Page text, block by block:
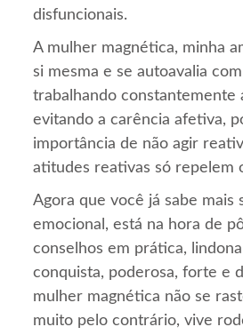
disfuncionais.
A mulher magnética, minha
si mesma e se autoavalia
trabalhando constantemente
evitando a carência afetiva,
importância de não agir
atitudes reativas só repelem
Agora que você já sabe mais
emocional, está na hora de
conselhos em prática,
conquista, poderosa, forte e
mulher magnética não se
muito pelo contrário, vive